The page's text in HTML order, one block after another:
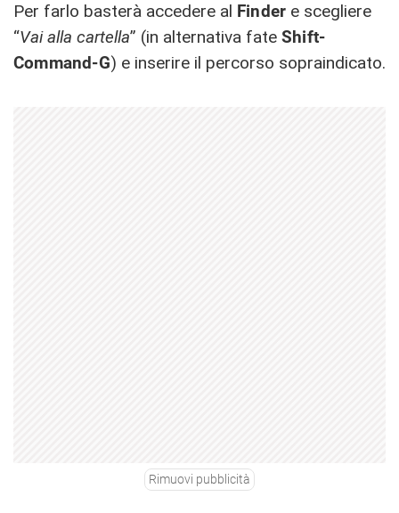
Per farlo basterà accedere al Finder e scegliere
“Vai alla cartella” (in alternativa fate Shift-
Command-G) e inserire il percorso sopraindicato.
Rimuovi pubblicità